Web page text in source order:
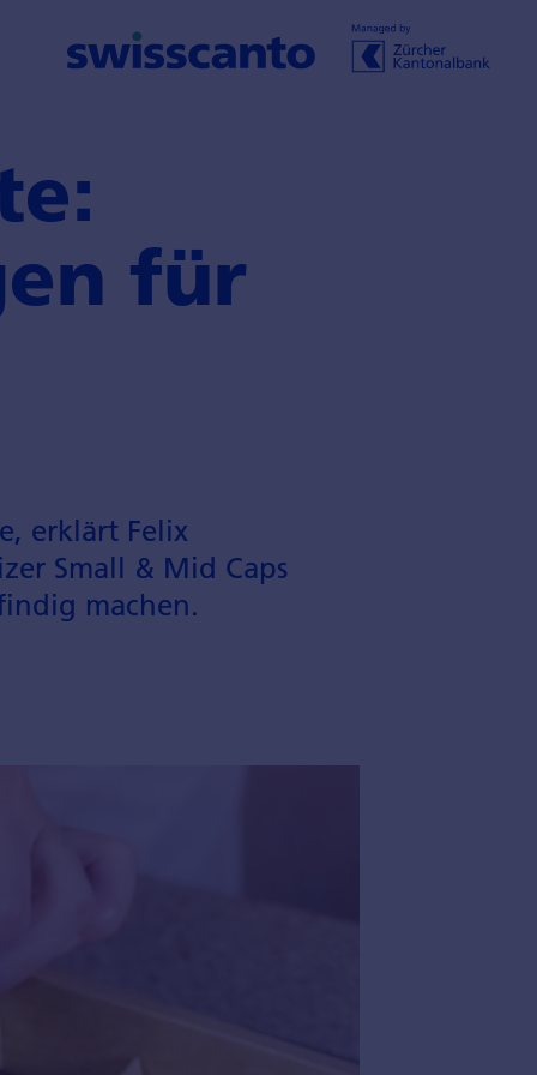
für
erklärt Felix
Small & Mid Caps
machen.